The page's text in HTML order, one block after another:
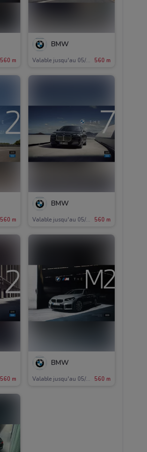
560 m
BMW
Valable jusqu'au 05/11 560 m
560 m
BMW
Valable jusqu'au 05/11 560 m
560 m
BMW
Valable jusqu'au 05/11 560 m